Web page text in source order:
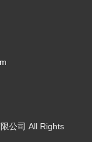
公司 All Rights